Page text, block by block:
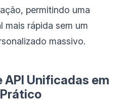
permitindo uma
rápida sem um
massivo.
Unificadas em